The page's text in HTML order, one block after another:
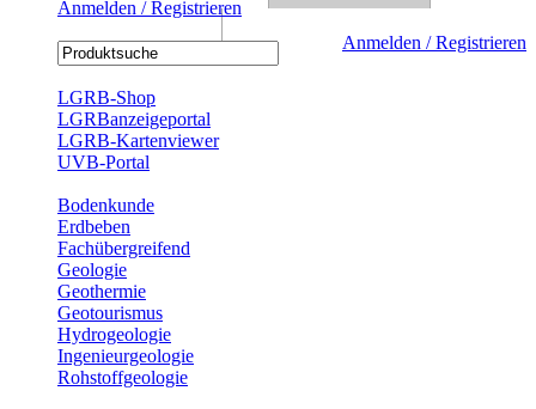
Anmelden / Registrieren
Anmelden / Registrieren
LGRB-Shop
LGRBanzeigeportal
LGRB-Kartenviewer
UVB-Portal
Bodenkunde
Erdbeben
Fachübergreifend
Geologie
Geothermie
Geotourismus
Hydrogeologie
Ingenieurgeologie
Rohstoffgeologie